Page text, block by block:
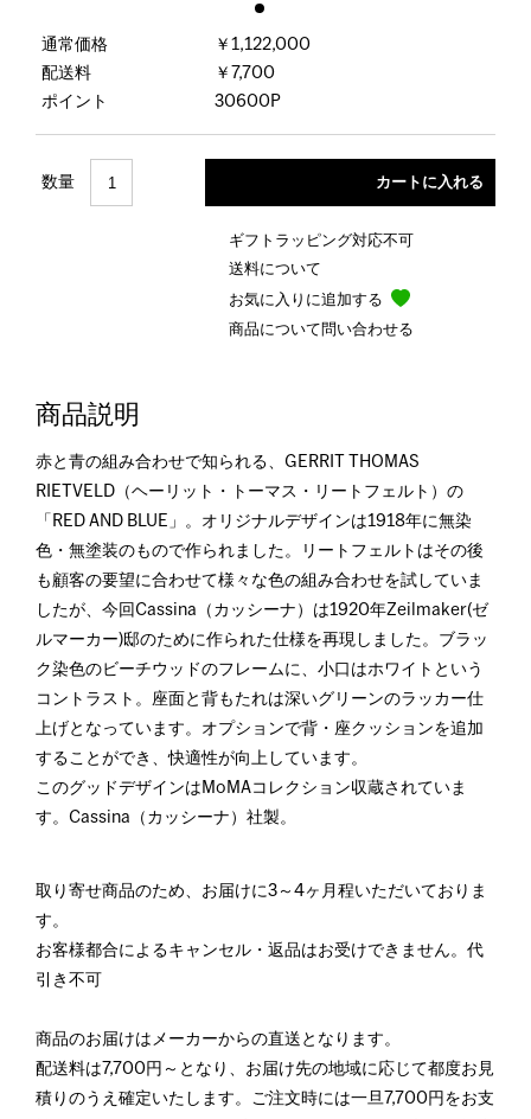
通常価格
￥1,122,000
配送料
￥7,700
ポイント
30600P
数量
ギフトラッピング対応不可
送料について
お気に入りに追加する
商品について問い合わせる
商品説明
赤と青の組み合わせで知られる、GERRIT THOMAS
RIETVELD（ヘーリット・トーマス・リートフェルト）の
「RED AND BLUE」。オリジナルデザインは1918年に無染
色・無塗装のもので作られました。リートフェルトはその後
も顧客の要望に合わせて様々な色の組み合わせを試していま
したが、今回Cassina（カッシーナ）は1920年Zeilmaker(ゼ
ルマーカー)邸のために作られた仕様を再現しました。ブラッ
ク染色のビーチウッドのフレームに、小口はホワイトという
コントラスト。座面と背もたれは深いグリーンのラッカー仕
上げとなっています。オプションで背・座クッションを追加
することができ、快適性が向上しています。
このグッドデザインはMoMAコレクション収蔵されていま
す。Cassina（カッシーナ）社製。
取り寄せ商品のため、お届けに3～4ヶ月程いただいておりま
す。
お客様都合によるキャンセル・返品はお受けできません。代
引き不可
商品のお届けはメーカーからの直送となります。
配送料は7,700円～となり、お届け先の地域に応じて都度お見
積りのうえ確定いたします。ご注文時には一旦7,700円をお支